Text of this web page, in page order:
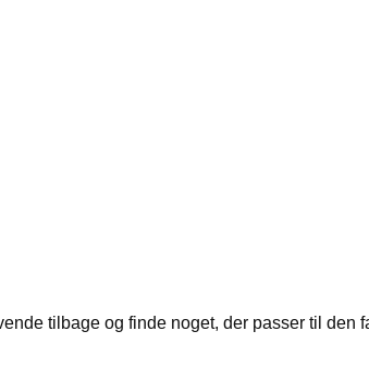
tilbage og finde noget, der passer til den